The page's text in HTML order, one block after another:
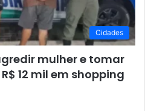
Cidades
mulher e tomar
12 mil em shopping